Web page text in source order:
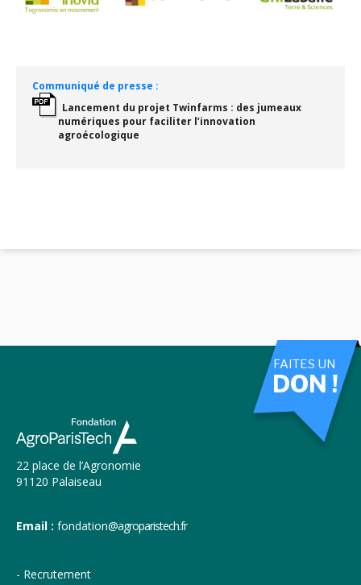
Communiqué de presse :
Lancement du projet Twinfarms : des jumeaux
numériques pour faciliter l’innovation
agroécologique
22 place de l’Agronomie
91120 Palaiseau
Email : fondation@agroparistech.fr
Recrutement
FAITES UN
DON !